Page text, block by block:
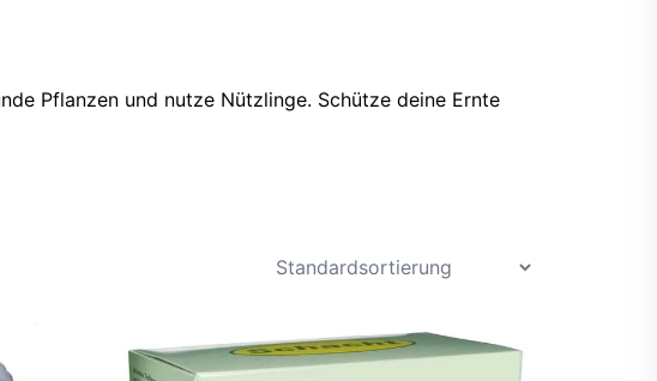
Pflanzen und nutze Nützlinge. Schütze deine Ernte